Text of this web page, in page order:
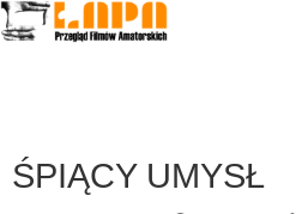
ŚPIĄCY UMYSŁ